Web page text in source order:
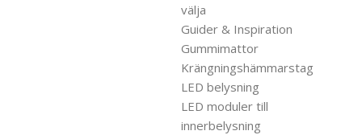
välja
Guider & Inspiration
Gummimattor
Krängningshämmarstag
LED belysning
LED moduler till
innerbelysning